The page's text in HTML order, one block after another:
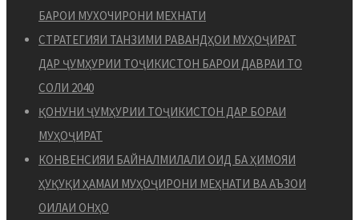
БАРОИ МУХОЧИРОНИ МЕХНАТИ
СТРАТЕГИЯИ ТАНЗИМИ РАВАНДҲОИ МУҲОҶИРАТ
ДАР ҶУМҲУРИИ ТОҶИКИСТОН БАРОИ ДАВРАИ ТО
СОЛИ 2040
ҚОНУНИ ҶУМҲУРИИ ТОҶИКИСТОН ДАР БОРАИ
МУҲОҶИРАТ
КОНВЕНСИЯИ БАЙНАЛМИЛАЛИ ОИД БА ҲИМОЯИ
ҲУҚУҚИ ҲАМАИ МУҲОҶИРОНИ МЕҲНАТИ ВА АЪЗОИ
ОИЛАИ ОНҲО